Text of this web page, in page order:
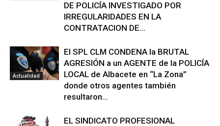
DE POLICÍA INVESTIGADO POR
IRREGULARIDADES EN LA
CONTRATACION DE...
Actualidad
El SPL CLM CONDENA la BRUTAL
AGRESIÓN a un AGENTE de la POLICÍA
LOCAL de Albacete en “La Zona”
donde otros agentes también
resultaron...
EL SINDICATO PROFESIONAL